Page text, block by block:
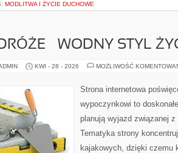
MODLITWA I ŻYCIE DUCHOWE
– WODNY STYL
KWI - 28 - 2026 MOŻLIWOŚĆ
Strona internetowa
wypoczynkowi to
planują wyjazd związanej
Tematyka strony
kajakowych, dzięki czemu